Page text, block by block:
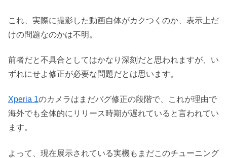
これ、実際に撮影した動画自体がカクつくのか、表示上だ
けの問題なのかは不明。
前者だと不具合としてはかなり深刻だと思われますが、い
ずれにせよ修正が必要な問題だとは思います。
Xperia 1のカメラはまだバグ修正の段階で、これが理由で
海外でも全体的にリリース時期が遅れていると言われてい
ます。
よって、現在展示されている実機もまだこのチューニング